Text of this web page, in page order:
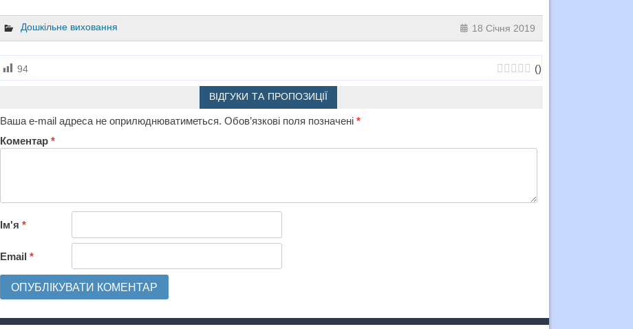
Дошкільне виховання 18 Січня 2019
94 ()
ВІДГУКИ ТА ПРОПОЗИЦІЇ
Ваша e-mail адреса не оприлюднюватиметься. Обов’язкові поля позначені *
Коментар *
Ім'я *
Email *